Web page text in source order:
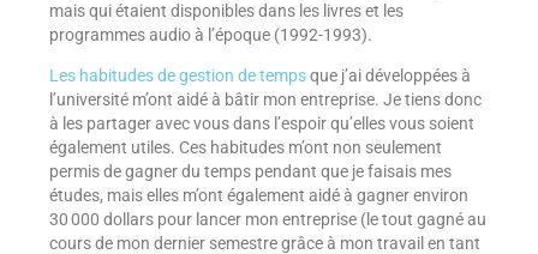
mais qui étaient disponibles dans les livres et les
programmes audio à l’époque (1992-1993).
Les habitudes de gestion de tempsque j’ai développées à
l’université m’ont aidé à bâtir mon entreprise. Je tiens donc
à les partager avec vous dans l’espoir qu’elles vous soient
également utiles. Ces habitudes m’ont non seulement
permis de gagner du temps pendant que je faisais mes
études, mais elles m’ont également aidé à gagner environ
30 000 dollars pour lancer mon entreprise (le tout gagné au
cours de mon dernier semestre grâce à mon travail en tant